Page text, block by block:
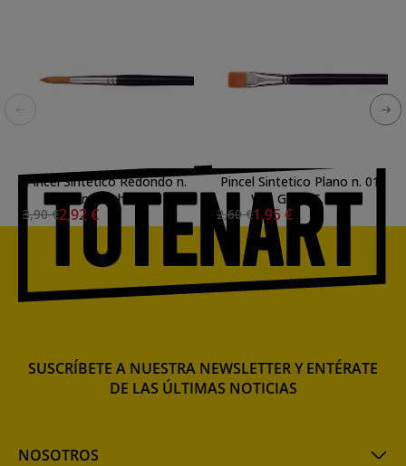
Pincel Sintetico Redondo n.
07 Van Gogh S. 191
3,90 €2,92 €
Pincel Sintetico Plano n. 01
Van Gogh S. 194
2,60 €1,95 €
NOSOTROS
SUSCRÍBETE A NUESTRA NEWSLETTER Y ENTÉRATE
DE LAS ÚLTIMAS NOTICIAS